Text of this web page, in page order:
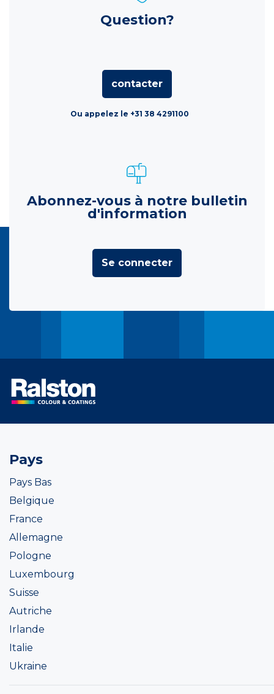
Question?
contacter
Ou appelez le +31 38 4291100
Abonnez-vous à notre bulletin
d'information
Se connecter
Pays
Pays Bas
Belgique
France
Allemagne
Pologne
Luxembourg
Suisse
Autriche
Irlande
Italie
Ukraine